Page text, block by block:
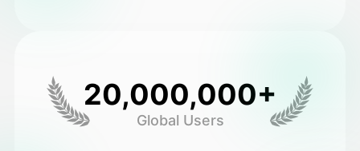
แกลเลอรี่ 20,000,000+
Global Users